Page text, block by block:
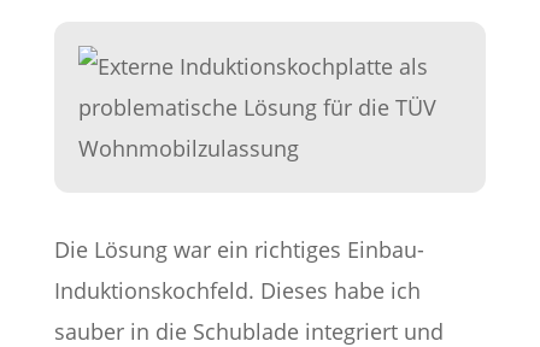
Die Lösung war ein richtiges Einbau-
Induktionskochfeld. Dieses habe ich
sauber in die Schublade integriert und